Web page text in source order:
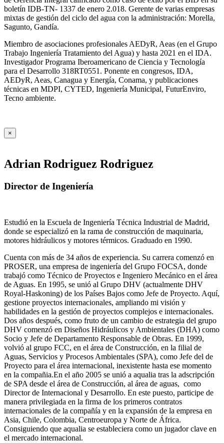
boletín IDB-TN- 1337 de enero 2.018. Gerente de varias empresas
mixtas de gestión del ciclo del agua con la administración: Morella,
Sagunto, Gandía.
Miembro de asociaciones profesionales AEDyR, Aeas (en el Grupo
Trabajo Ingeniería Tratamiento del Agua) y hasta 2021 en el IDA.
Investigador Programa Iberoamericano de Ciencia y Tecnología
para el Desarrollo 318RT0551. Ponente en congresos, IDA,
AEDyR, Aeas, Canagua y Energía, Conama, y publicaciones
técnicas en MDPI, CYTED, Ingeniería Municipal, FuturEnviro,
Tecno ambiente.
×
Adrian Rodriguez Rodriguez
Director de Ingeniería
Estudió en la Escuela de Ingeniería Técnica Industrial de Madrid,
donde se especializó en la rama de construcción de maquinaria,
motores hidráulicos y motores térmicos. Graduado en 1990.
Cuenta con más de 34 años de experiencia. Su carrera comenzó en
PROSER, una empresa de ingeniería del Grupo FOCSA, donde
trabajó como Técnico de Proyectos e Ingeniero Mecánico en el área
de Aguas. En 1995, se unió al Grupo DHV (actualmente DHV
Royal-Haskoning) de los Países Bajos como Jefe de Proyecto. Aquí,
gestione proyectos internacionales, ampliando mi visión y
habilidades en la gestión de proyectos complejos e internacionales.
Dos años después, como fruto de un cambio de estrategia del grupo
DHV comenzó en Diseños Hidráulicos y Ambientales (DHA) como
Socio y Jefe de Departamento Responsable de Obras. En 1999,
volvió al grupo FCC, en el área de Construcción, en la filial de
Aguas, Servicios y Procesos Ambientales (SPA), como Jefe del de
Proyecto para el área internacional, inexistente hasta ese momento
en la compañia.En el año 2005 se unió a aqualia tras la adscripción
de SPA desde el área de Construcción, al área de aguas, como
Director de Internacional y Desarrollo. En este puesto, participe de
manera privilegiada en la firma de los primeros contratos
internacionales de la compañía y en la expansión de la empresa en
Asia, Chile, Colombia, Centroeuropa y Norte de África.
Consiguiendo que aqualia se estableciera como un jugador clave en
el mercado internacional.